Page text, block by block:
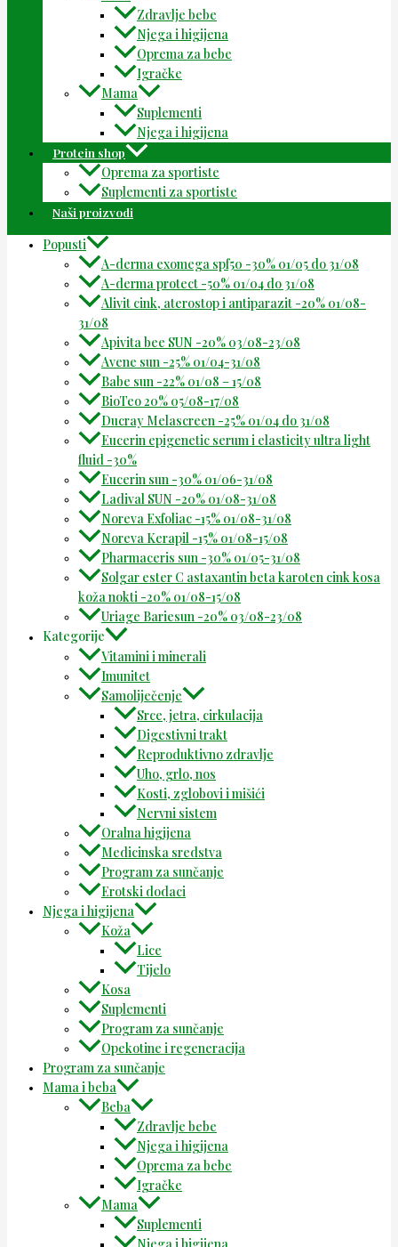
Zdravlje bebe
Njega i higijena
Oprema za bebe
Igračke
Mama
Suplementi
Njega i higijena
Protein shop
Oprema za sportiste
Suplementi za sportiste
Naši proizvodi
Popusti
A-derma exomega spf50 -30% 01/05 do 31/08
A-derma protect -50% 01/04 do 31/08
Alivit cink, aterostop i antiparazit -20% 01/08-
31/08
Apivita bee SUN -20% 03/08-23/08
Avene sun -25% 01/04-31/08
Babe sun -22% 01/08 – 15/08
BioTeo 20% 05/08-17/08
Ducray Melascreen -25% 01/04 do 31/08
Eucerin epigenetic serum i elasticity ultra light
fluid -30%
Eucerin sun -30% 01/06-31/08
Ladival SUN -20% 01/08-31/08
Noreva Exfoliac -15% 01/08-31/08
Noreva Kerapil -15% 01/08-15/08
Pharmaceris sun -30% 01/05-31/08
Solgar ester C astaxantin beta karoten cink kosa
koža nokti -20% 01/08-15/08
Uriage Bariesun -20% 03/08-23/08
Kategorije
Vitamini i minerali
Imunitet
Samoliječenje
Srce, jetra, cirkulacija
Digestivni trakt
Reproduktivno zdravlje
Uho, grlo, nos
Kosti, zglobovi i mišići
Nervni sistem
Oralna higijena
Medicinska sredstva
Program za sunčanje
Erotski dodaci
Njega i higijena
Koža
Lice
Tijelo
Kosa
Suplementi
Program za sunčanje
Opekotine i regeneracija
Program za sunčanje
Mama i beba
Beba
Zdravlje bebe
Njega i higijena
Oprema za bebe
Igračke
Mama
Suplementi